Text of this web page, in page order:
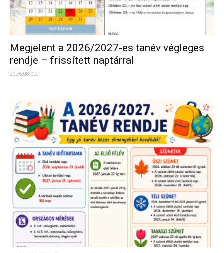
Megjelent a 2026/2027-es tanév végleges
rendje – frissített naptárral
2026.08.02.